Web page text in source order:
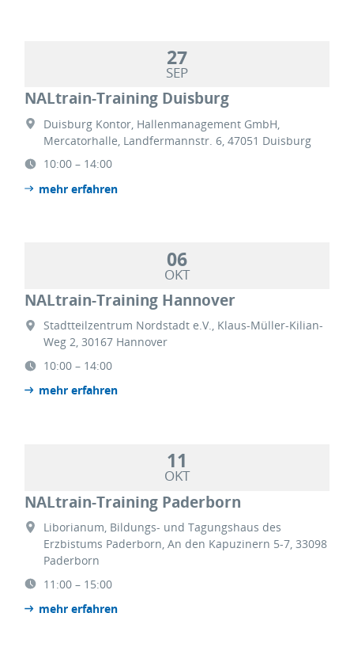
27
SEP
NALtrain-Training Duisburg
Duisburg Kontor, Hallenmanagement GmbH,
Mercatorhalle, Landfermannstr. 6, 47051 Duisburg
10:00 – 14:00
mehr erfahren
06
OKT
NALtrain-Training Hannover
Stadtteilzentrum Nordstadt e.V., Klaus-Müller-Kilian-
Weg 2, 30167 Hannover
10:00 – 14:00
mehr erfahren
11
OKT
NALtrain-Training Paderborn
Liborianum, Bildungs- und Tagungshaus des
Erzbistums Paderborn, An den Kapuzinern 5-7, 33098
Paderborn
11:00 – 15:00
mehr erfahren